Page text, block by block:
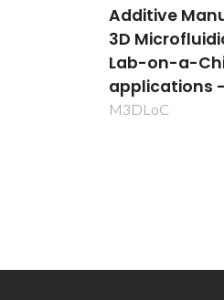
VEDACERAM
Vedantes
Matriz
de Silico)
VEDACERAM